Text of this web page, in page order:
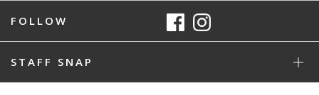
FOLLOW
STAFF SNAP